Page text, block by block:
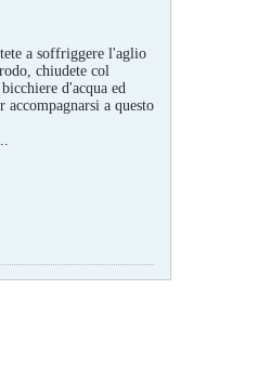
a soffriggere l'aglio
chiudete col
d'acqua ed
a questo